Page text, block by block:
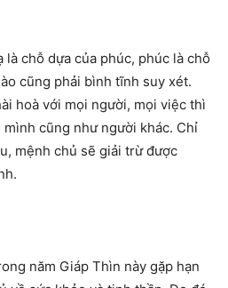
là chỗ dựa của phúc, phúc là chỗ
cũng phải bình tĩnh suy xét.
hoà với mọi người, mọi việc thì
cũng như người khác. Chỉ
mệnh chủ sẽ giải trừ được
năm Giáp Thìn này gặp hạn